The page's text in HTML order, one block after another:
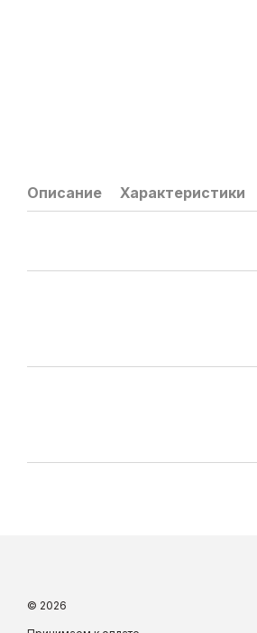
Описание Характеристики
© 2026